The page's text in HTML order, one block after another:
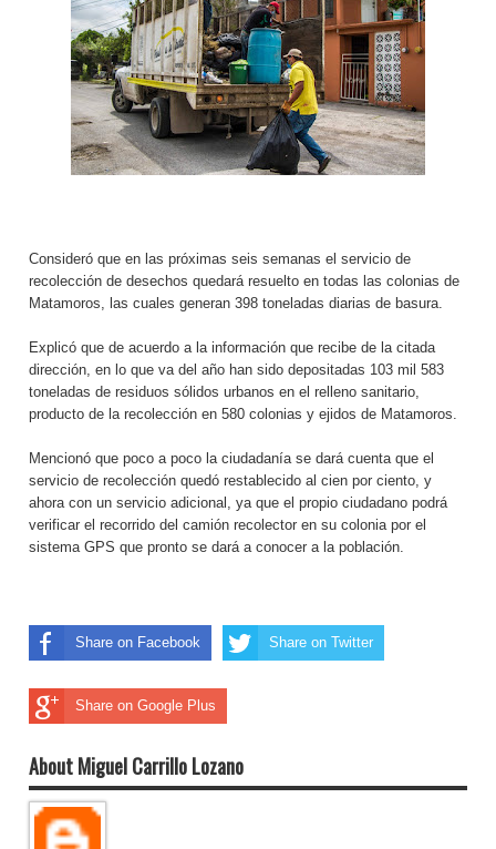
Consideró que en las próximas seis semanas el servicio de
recolección de desechos quedará resuelto en todas las colonias de
Matamoros, las cuales generan 398 toneladas diarias de basura.
Explicó que de acuerdo a la información que recibe de la citada
dirección, en lo que va del año han sido depositadas 103 mil 583
toneladas de residuos sólidos urbanos en el relleno sanitario,
producto de la recolección en 580 colonias y ejidos de Matamoros.
Mencionó que poco a poco la ciudadanía se dará cuenta que el
servicio de recolección quedó restablecido al cien por ciento, y
ahora con un servicio adicional, ya que el propio ciudadano podrá
verificar el recorrido del camión recolector en su colonia por el
sistema GPS que pronto se dará a conocer a la población.
Share on Facebook Share on Twitter
Share on Google Plus
About Miguel Carrillo Lozano